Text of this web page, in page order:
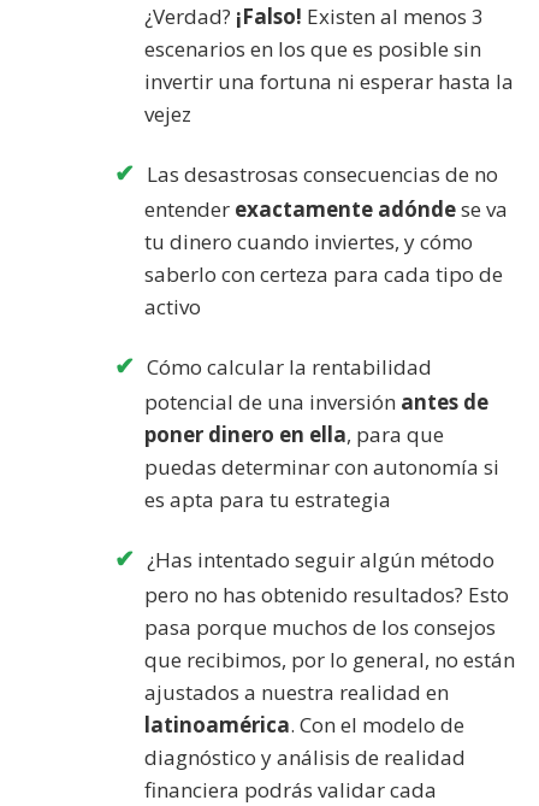
¿Verdad? ¡Falso! Existen al menos 3
escenarios en los que es posible sin
invertir una fortuna ni esperar hasta la
vejez
Las desastrosas consecuencias de no
entender exactamente adóndese va
tu dinero cuando inviertes, y cómo
saberlo con certeza para cada tipo de
activo
Cómo calcular la rentabilidad
potencial de una inversión antes de
poner dinero en ella, para que
puedas determinar con autonomía si
es apta para tu estrategia
¿Has intentado seguir algún método
pero no has obtenido resultados? Esto
pasa porque muchos de los consejos
que recibimos, por lo general, no están
ajustados a nuestra realidad en
latinoamérica. Con el modelo de
diagnóstico y análisis de realidad
financiera podrás validar cada